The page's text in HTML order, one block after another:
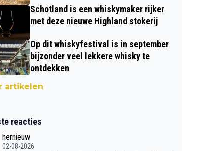
Schotland is een whiskymaker rijker
met deze nieuwe Highland stokerij
Op dit whiskyfestival is in september
bijzonder veel lekkere whisky te
ontdekken
artikelen
reacties
hernieuw
02-08-2026